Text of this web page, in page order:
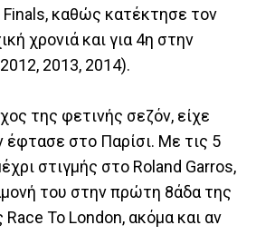
Finals, καθώς κατέκτησε τον
χρονιά και για 4η στην
2013, 2014).
της φετινής σεζόν, είχε
έφτασε στο Παρίσι. Με τις 5
στιγμής στο Roland Garros,
του στην πρώτη 8άδα της
To London, ακόμα και αν